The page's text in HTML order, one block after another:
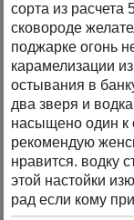
сорта из расчета
сковороде
поджарке огонь
карамелизации
остывания в
два зверя и
насыщено один к
рекомендую
нравится. водку
этой настойки
рад если кому